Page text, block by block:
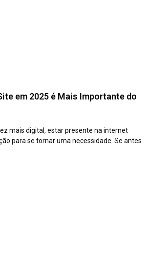
em 2025 é Mais Importante do
mais digital, estar presente na internet
para se tornar uma necessidade. Se antes